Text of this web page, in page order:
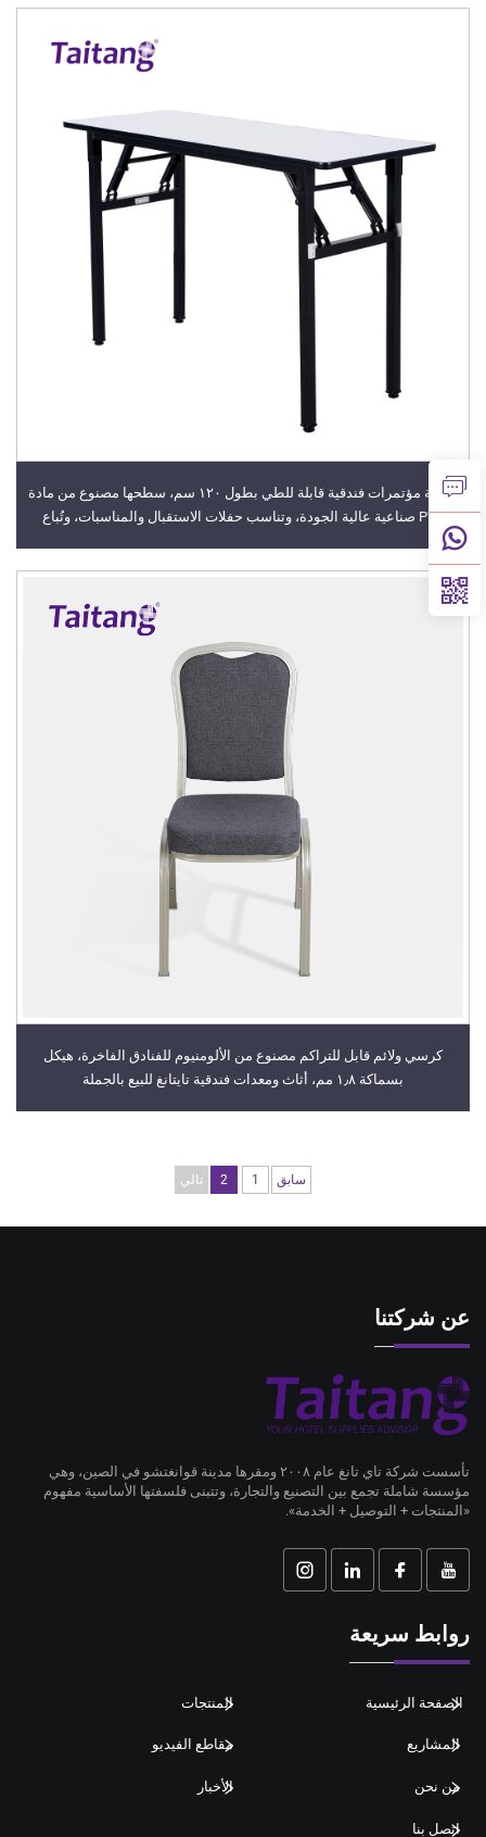
طاولة مؤتمرات فندقية قابلة للطي بطول ١٢٠ سم، سطحها مصنوع من مادة
PVC صناعية عالية الجودة، وتناسب حفلات الاستقبال والمناسبات، وتُباع
كرسي ولائم قابل للتراكم مصنوع من الألومنيوم للفنادق الفاخرة، هيكل
بسماكة ١٫٨ مم، أثاث ومعدات فندقية تايتانغ للبيع بالجملة
سابق 1
2 تالي
عن شركتنا
تأسست شركة تاي تانغ عام ٢٠٠٨ ومقرها مدينة قوانغتشو في الصين، وهي
مؤسسة شاملة تجمع بين التصنيع والتجارة، وتتبنى فلسفتها الأساسية مفهوم
«المنتجات + التوصيل + الخدمة».
روابط سريعة
الصفحة الرئيسية المنتجات
المشاريع مقاطع الفيديو
من نحن الأخبار
اتصل بنا